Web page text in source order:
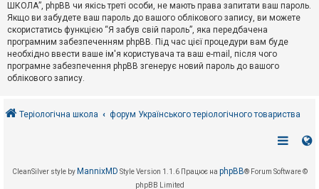
ШКОЛА”, phpBB чи якісь треті особи, не мають права запитати ваш пароль.
Якщо ви забудете ваш пароль до вашого облікового запису, ви можете
скористатись функцією “Я забув свій пароль”, яка передбачена
програмним забезпеченням phpBB. Під час цієї процедури вам буде
необхідно ввести ваше ім'я користувача та ваш e-mail, після чого
програмне забезпечення phpBB згенерує новий пароль до вашого
облікового запису.
Теріологічна школа форум Українського теріологічного товариства
CleanSilver style by MannixMD Style Version 1.1.6 Працює на phpBB® Forum Software ©
phpBB Limited